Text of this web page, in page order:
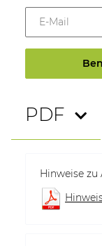
E-Mail
PDF
Hinweise zu